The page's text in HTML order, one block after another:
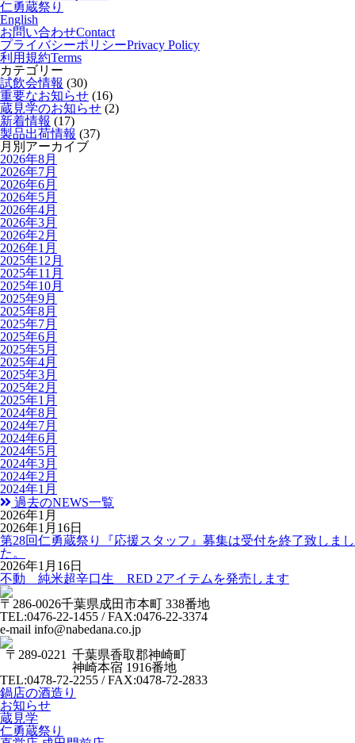
仁勇蔵祭り
English
お問い合わせContact
プライバシーポリシーPrivacy Policy
利用規約Terms
カテゴリー
試飲会情報 (30)
重要なお知らせ (16)
蔵見学のお知らせ (2)
新着情報 (17)
製品出荷情報 (37)
月別アーカイブ
2026年8月
2026年7月
2026年6月
2026年5月
2026年4月
2026年3月
2026年2月
2026年1月
2025年12月
2025年11月
2025年10月
2025年9月
2025年8月
2025年7月
2025年6月
2025年5月
2025年4月
2025年3月
2025年2月
2025年1月
2024年8月
2024年7月
2024年6月
2024年5月
2024年3月
2024年2月
2024年1月
過去のNEWS一覧
2026年1月
2026年1月16日
第28回仁勇蔵祭り『応援スタッフ』募集は受付を終了致しまし
た。
2026年1月16日
不動 純米超辛口生 RED 2アイテムを発売します
〒286-0026千葉県成田市本町 338番地
TEL:0476-22-1455 / FAX:0476-22-3374
e-mail info@nabedana.co.jp
〒289-0221 千葉県香取郡神崎町
神崎本宿 1916番地
TEL:0478-72-2255 / FAX:0478-72-2833
鍋店の酒造り
お知らせ
蔵見学
仁勇蔵祭り